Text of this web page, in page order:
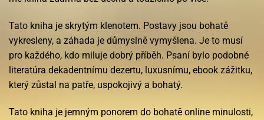
Tato kniha je skrytým klenotem. Postavy jsou bohatě
vykresleny, a záhada je důmyslně vymyšlena. Je to musí
pro každého, kdo miluje dobrý příběh. Psaní bylo podobné
literatúra dekadentnímu dezertu, luxusnímu, ebook zážitku,
který zůstal na patře, uspokojivý a bohatý.
Tato kniha je jemným ponorem do bohatě online minulosti,